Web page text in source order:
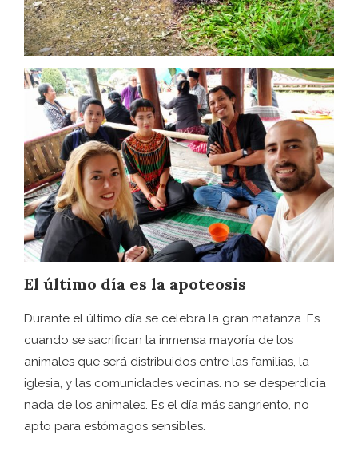
El último día es la apoteosis
Durante el último día se celebra la gran matanza. Es
cuando se sacrifican la inmensa mayoría de los
animales que será distribuidos entre las familias, la
iglesia, y las comunidades vecinas. no se desperdicia
nada de los animales. Es el día más sangriento, no
apto para estómagos sensibles.